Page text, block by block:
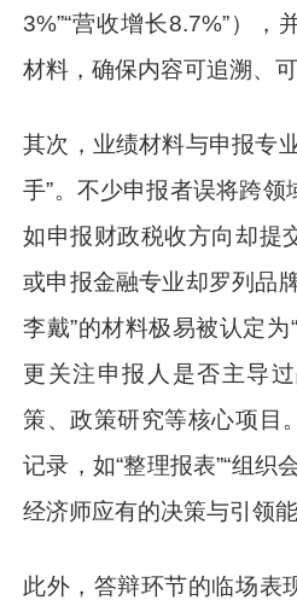
3%”“营收增长8.7%”），
材料，确保内容可追溯、可
其次，业绩材料与申报专
手”。不少申报者误将跨领
如申报财政税收方向却提
或申报金融专业却罗列品
李戴”的材料极易被认定为
更关注申报人是否主导
策、政策研究等核心项目
记录，如“整理报表”“组织
经济师应有的决策与引领能
此外，答辩环节的临场表